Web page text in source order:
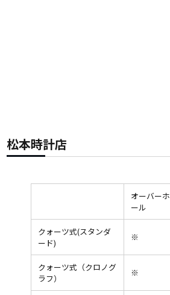
松本時計店
オーバーホ
ール
クォーツ式(スタンダ
ード)
※
クォーツ式（クロノグ
ラフ）
※